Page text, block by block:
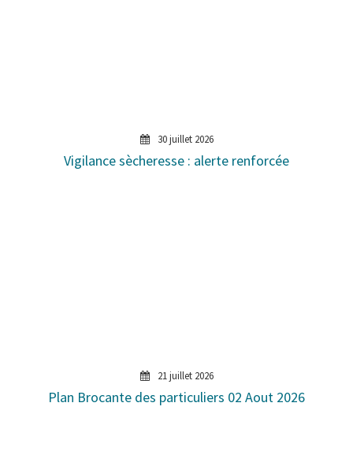
30 juillet 2026
Vigilance sècheresse : alerte renforcée
21 juillet 2026
Plan Brocante des particuliers 02 Aout 2026